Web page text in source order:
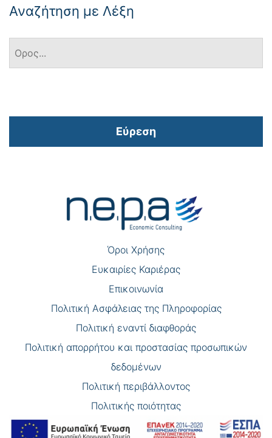
Αναζήτηση με Λέξη
Εύρεση
άρθρων
Όροι Χρήσης
Eυκαιρίες Καριέρας
Επικοινωνία
Πολιτική Ασφάλειας της Πληροφορίας
Πολιτική εναντί διαφθοράς
Πολιτική απορρήτου και προστασίας προσωπικών
δεδομένων
Πολιτική περιβάλλοντος
Πολιτικής ποιότητας